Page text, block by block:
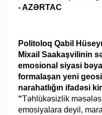
Politoloq Qabil
Mixail Saakaşvilinin
emosional siyasi
formalaşan yeni
narahatlığın ifadəsi
“Təhlükəsizlik
emosiyalara deyil,